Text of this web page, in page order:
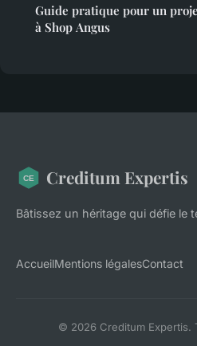
Guide pratique pour un
à Shop Angus
Creditum Expertis
Bâtissez un héritage qui défie le
AccueilMentions légalesContact
© 2026 Creditum Expertis.